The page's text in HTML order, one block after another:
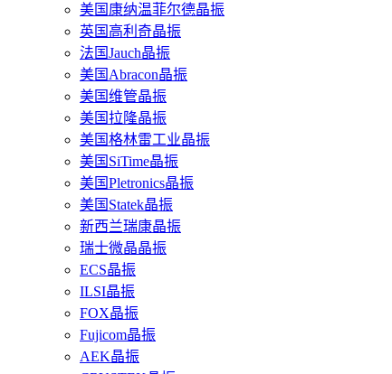
美国康纳温菲尔德晶振
英国高利奇晶振
法国Jauch晶振
美国Abracon晶振
美国维管晶振
美国拉隆晶振
美国格林雷工业晶振
美国SiTime晶振
美国Pletronics晶振
美国Statek晶振
新西兰瑞康晶振
瑞士微晶晶振
ECS晶振
ILSI晶振
FOX晶振
Fujicom晶振
AEK晶振